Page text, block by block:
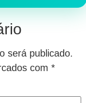
será publicado.
com *